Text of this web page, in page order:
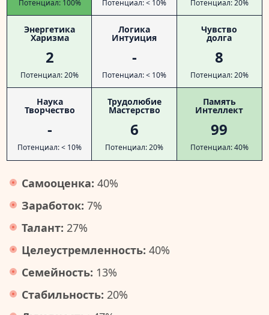
Потенциал: 100% Потенциал: < 10% Потенциал: 20%
Энергетика
Харизма
2
Потенциал: 20%
Логика
Интуиция
-
Потенциал: < 10%
Чувство
долга
8
Потенциал: 20%
Наука
Творчество
-
Потенциал: < 10%
Трудолюбие
Мастерство
6
Потенциал: 20%
Память
Интеллект
99
Потенциал: 40%
Самооценка: 40%
Заработок: 7%
Талант: 27%
Целеустремленность: 40%
Семейность: 13%
Стабильность: 20%